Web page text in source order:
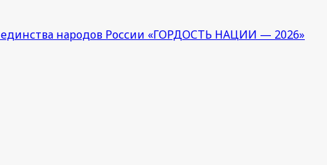
единства народов России «ГОРДОСТЬ НАЦИИ — 2026»